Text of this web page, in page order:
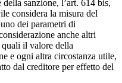
sanzione, l’art. 614 bis,
considera la misura del
dei parametri di
anche altri
il valore della
e ogni altra circostanza utile,
dal creditore per effetto del